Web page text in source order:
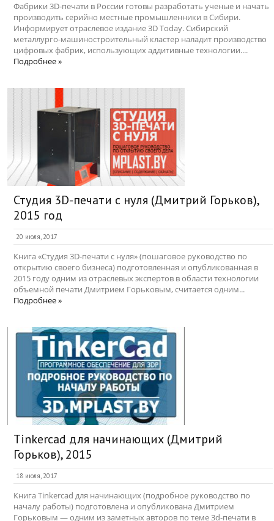
Фабрики 3D-печати в России готовы разработать ученые и начать
производить серийно местные промышленники в Сибири.
Информирует отраслевое издание 3D Today. Сибирский
металлурго-машиностроительный кластер наладит производство
цифровых фабрик, использующих аддитивные технологии....
Подробнее »
Студия 3D-печати с нуля (Дмитрий Горьков),
2015 год
20 июля, 2017
Книга «Студия 3D-печати с нуля» (пошаговое руководство по
открытию своего бизнеса) подготовленная и опубликованная в
2015 году одним из отраслевых экспертов в области технологии
объемной печати Дмитрием Горьковым, считается одним...
Подробнее »
Tinkercad для начинающих (Дмитрий
Горьков), 2015
18 июля, 2017
Книга Tinkercad для начинающих (подробное руководство по
началу работы) подготовлена и опубликована Дмитрием
Горьковым — одним из заметных авторов по теме 3d-печати в